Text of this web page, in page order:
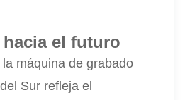
el futuro
máquina de grabado
Sur refleja el